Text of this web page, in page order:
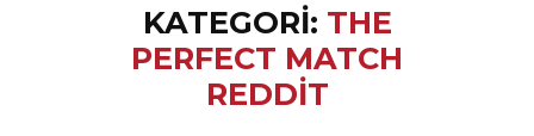
KATEGORI: THE
PERFECT MATCH
REDDIT